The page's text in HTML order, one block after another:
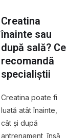
Creatina
înainte sau
după sală? Ce
recomandă
specialiștii
Creatina poate fi
luată atât înainte,
cât și după
antrenament, însă